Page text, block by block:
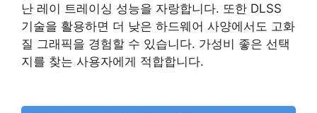
난 레이 트레이싱 성능을 자랑합니다. 또한 DLSS
기술을 활용하면 더 낮은 하드웨어 사양에서도 고화
질 그래픽을 경험할 수 있습니다. 가성비 좋은 선택
지를 찾는 사용자에게 적합합니다.